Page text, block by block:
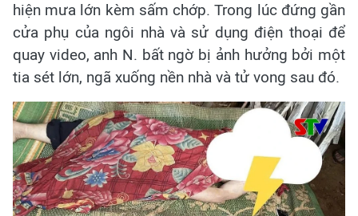
hiện mưa lớn kèm sấm chớp. Trong lúc đứng gần
cửa phụ của ngôi nhà và sử dụng điện thoại để
quay video, anh N. bất ngờ bị ảnh hưởng bởi một
tia sét lớn, ngã xuống nền nhà và tử vong sau đó.